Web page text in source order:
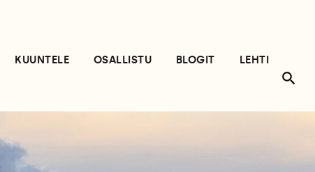
KUUNTELE OSALLISTU BLOGIT
LEHTI